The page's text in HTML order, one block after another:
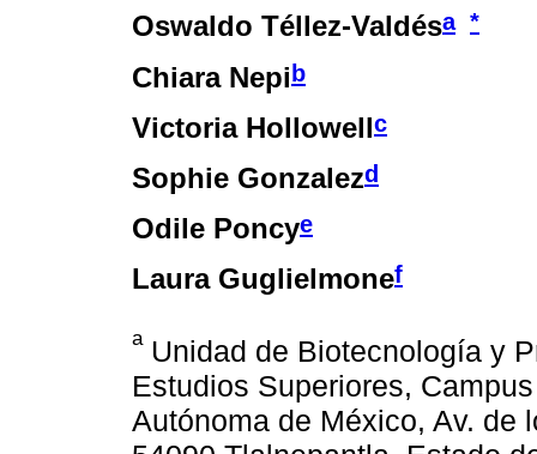
Oswaldo Téllez-Valdésa *
Chiara Nepib
Victoria Hollowellc
Sophie Gonzalezd
Odile Poncye
Laura Guglielmonef
aUnidad de Biotecnología y
Estudios Superiores,
Autónoma de México, Av. de